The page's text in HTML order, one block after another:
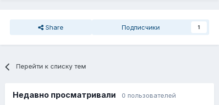
Share Подписчики 1
Перейти к списку тем
Недавно просматривали 0 пользователей